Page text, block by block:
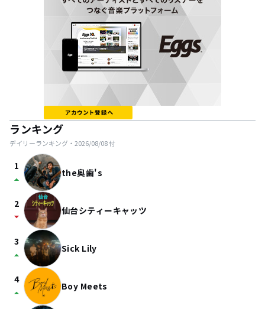
ランキング
デイリーランキング・ 2026/08/08付
1
arrow_drop_up the奥歯's
2
arrow_drop_down 仙台シティーキャッツ
3
arrow_drop_up Sick Lily
4
arrow_drop_up Boy Meets